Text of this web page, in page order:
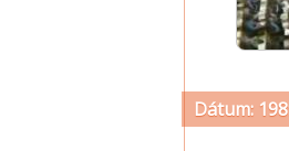
Dátum: